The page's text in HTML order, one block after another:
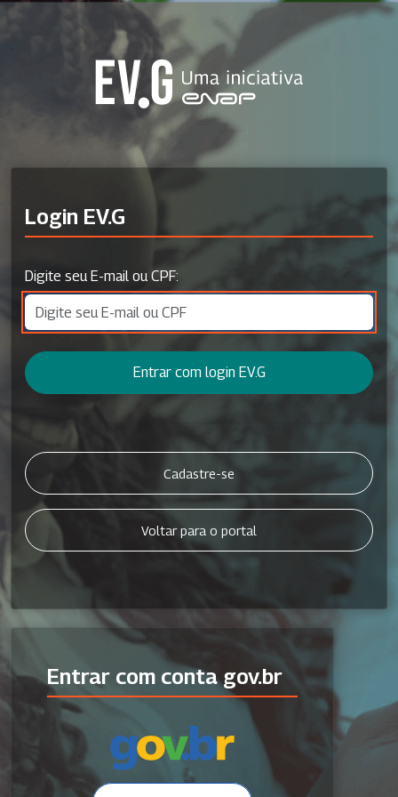
Login EV.G
Digite seu E-mail ou CPF:
Entrar com login EV.G
Cadastre-se
Voltar para o portal
Entrar com conta gov.br